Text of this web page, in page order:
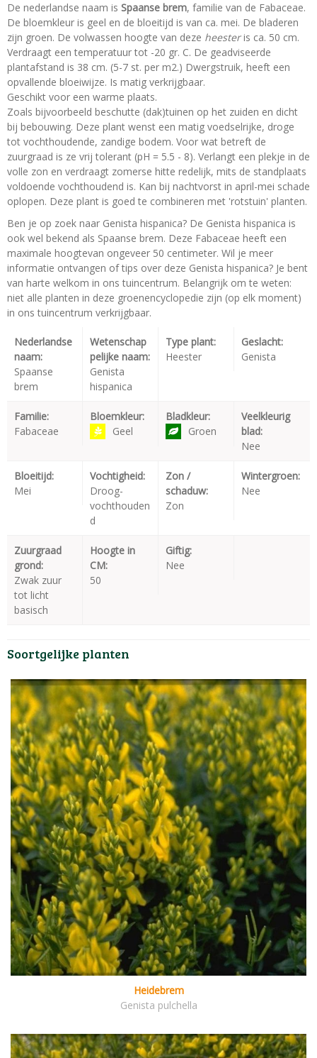
De nederlandse naam is Spaanse brem, familie van de Fabaceae.
De bloemkleur is geel en de bloeitijd is van ca. mei. De bladeren
zijn groen. De volwassen hoogte van deze heesteris ca. 50 cm.
Verdraagt een temperatuur tot -20 gr. C. De geadviseerde
plantafstand is 38 cm. (5-7 st. per m2.) Dwergstruik, heeft een
opvallende bloeiwijze. Is matig verkrijgbaar.
Geschikt voor een warme plaats.
Zoals bijvoorbeeld beschutte (dak)tuinen op het zuiden en dicht
bij bebouwing. Deze plant wenst een matig voedselrijke, droge
tot vochthoudende, zandige bodem. Voor wat betreft de
zuurgraad is ze vrij tolerant (pH = 5.5 - 8). Verlangt een plekje in de
volle zon en verdraagt zomerse hitte redelijk, mits de standplaats
voldoende vochthoudend is. Kan bij nachtvorst in april-mei schade
oplopen. Deze plant is goed te combineren met 'rotstuin' planten.
Ben je op zoek naar Genista hispanica? De Genista hispanica is
ook wel bekend als Spaanse brem. Deze Fabaceae heeft een
maximale hoogtevan ongeveer 50 centimeter. Wil je meer
informatie ontvangen of tips over deze Genista hispanica? Je bent
van harte welkom in ons tuincentrum. Belangrijk om te weten:
niet alle planten in deze groenencyclopedie zijn (op elk moment)
in ons tuincentrum verkrijgbaar.
Nederlandse
naam:
Spaanse
brem
Wetenschap
pelijke naam:
Genista
hispanica
Type plant:
Heester
Geslacht:
Genista
Familie:
Fabaceae
Bloemkleur:
Geel
Bladkleur:
Groen
Veelkleurig
blad:
Nee
Bloeitijd:
Mei
Vochtigheid:
Droog-
vochthouden
d
Zon /
schaduw:
Zon
Wintergroen:
Nee
Zuurgraad
grond:
Zwak zuur
tot licht
basisch
Hoogte in
CM:
50
Giftig:
Nee
Soortgelijke planten
Heidebrem
Genista pulchella